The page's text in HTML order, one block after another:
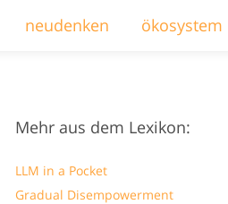
neudenken ökosystem
Mehr aus dem Lexikon:
LLM in a Pocket
Gradual Disempowerment